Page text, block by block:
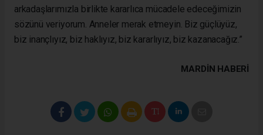
arkadaşlarımızla birlikte kararlıca mücadele edeceğimizin
sözünü veriyorum. Anneler merak etmeyin. Biz güçlüyüz,
biz inançlıyız, biz haklıyız, biz kararlıyız, biz kazanacağız.”
MARDIN HABERİ